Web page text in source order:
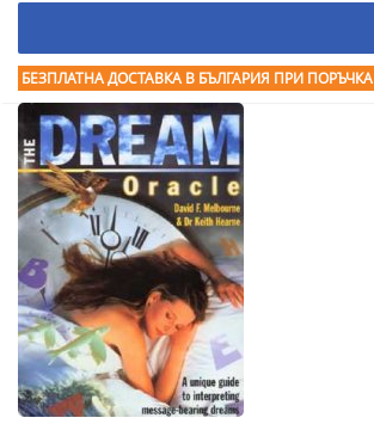
БЕЗПЛАТНА ДОСТАВКА В БЪЛГАРИЯ ПРИ ПОРЪЧКА